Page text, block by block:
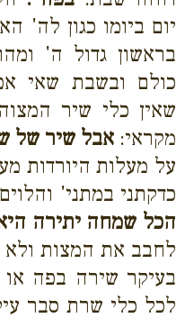
יום ביומו כגון לה'
בראשון גדול ה'
כולם ובשבת שאי
שאין כלי שיר
מקראי: אבל שיר של
על מעלות היורדות
כדקתני במתני'
הכל שמחה יתירה
לחבב את המצות
בעיקר שירה בפה
לכל כלי שרת סבר